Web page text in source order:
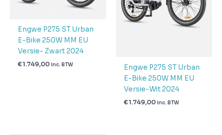
Engwe P275 ST Urban
E-Bike 250W MM EU
Versie- Zwart 2024
€1.749,00 inc. BTW
Engwe P275 ST Urban
E-Bike 250W MM EU
Versie-Wit 2024
€1.749,00 inc. BTW